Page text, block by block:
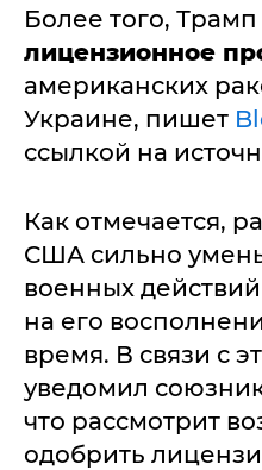
Более того,
лицензионное
американских
Украине, пишет
ссылкой на
Как отмечается,
США сильно
военных
на его
время. В связи с
уведомил
что рассмотрит
одобрить